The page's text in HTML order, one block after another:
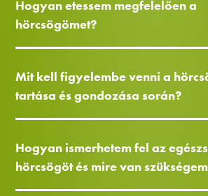
Hogyan etessem megfelelően a
hörcsögömet?
Mit kell figyelembe venni a
tartása és gondozása során?
Hogyan ismerhetem fel az
hörcsögöt és mire van